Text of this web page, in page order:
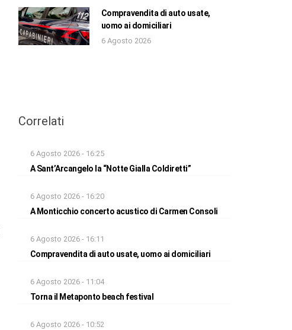
Compravendita di auto usate,
uomo ai domiciliari
6 Agosto 2026
Correlati
6 Agosto 2026 - 16:25
A Sant’Arcangelo la “Notte Gialla Coldiretti”
6 Agosto 2026 - 16:20
A Monticchio concerto acustico di Carmen Consoli
6 Agosto 2026 - 16:11
Compravendita di auto usate, uomo ai domiciliari
6 Agosto 2026 - 11:04
Torna il Metaponto beach festival
6 Agosto 2026 - 10:52